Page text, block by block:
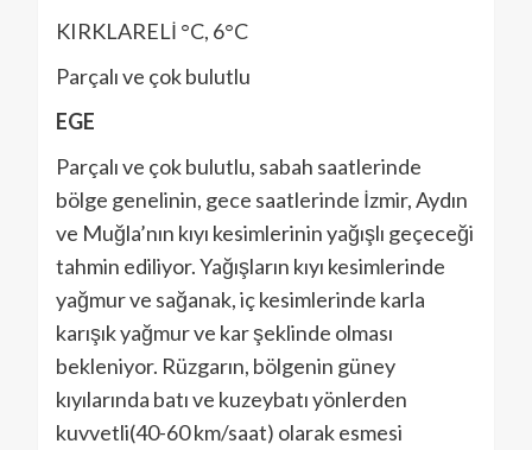
KIRKLARELİ °C, 6°C
Parçalı ve çok bulutlu
EGE
Parçalı ve çok bulutlu, sabah saatlerinde
bölge genelinin, gece saatlerinde İzmir, Aydın
ve Muğla’nın kıyı kesimlerinin yağışlı geçeceği
tahmin ediliyor. Yağışların kıyı kesimlerinde
yağmur ve sağanak, iç kesimlerinde karla
karışık yağmur ve kar şeklinde olması
bekleniyor. Rüzgarın, bölgenin güney
kıyılarında batı ve kuzeybatı yönlerden
kuvvetli(40-60 km/saat) olarak esmesi